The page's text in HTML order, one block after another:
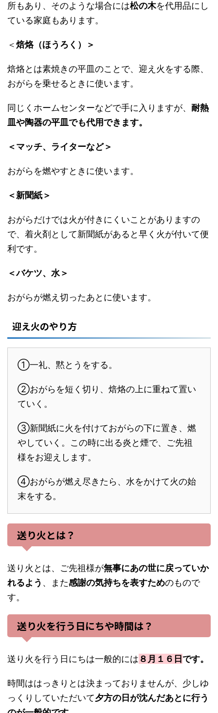
所もあり、そのような場合には松の木を代用品にし
ている家庭もあります。
＜焙烙（ほうろく）＞
焙烙とは素焼きの平皿のことで、迎え火をする際、
おがらを乗せるときに使います。
同じくホームセンターなどで手に入りますが、 耐熱
皿や陶器の平皿でも代用できます。
＜マッチ、ライターなど＞
おがらを燃やすときに使います。
＜新聞紙＞
おがらだけでは火が付きにくいことがありますの
で、着火剤として新聞紙があると早く火が付いて便
利です。
＜バケツ、水＞
おがらが燃え切ったあとに使います。
迎え火のやり方
①一礼、黙とうをする。
②おがらを短く切り、焙烙の上に重ねて置い
ていく。
③新聞紙に火を付けておがらの下に置き、燃
やしていく。この時に出る炎と煙で、ご先祖
様をお迎えします。
④おがらが燃え尽きたら、水をかけて火の始
末をする。
送り火とは？
送り火とは、ご先祖様が無事にあの世に戻っていか
れるよう 、また感謝の気持ちを表すためのもので
す。
送り火を行う日にちや時間は？
送り火を行う日にちは一般的には ８月１６日 です。
時間ははっきりとは決まっておりませんが、少しゆ
っくりしていただいて夕方の日が沈んだあとに行う